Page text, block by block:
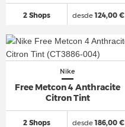
2 Shops desde124,00 €
Nike
Free Metcon 4 Anthracite
Citron Tint
2 Shops desde186,00 €